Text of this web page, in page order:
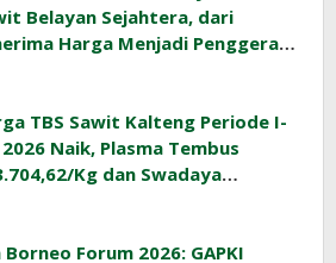
Belayan Sejahtera, dari
Harga Menjadi Penggerak
TBS Sawit Kalteng Periode I-
2026 Naik, Plasma Tembus
Kg dan Swadaya
Forum 2026: GAPKI